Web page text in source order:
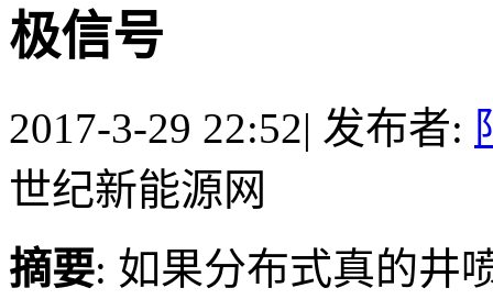
极信号
2017-3-29 22:52| 发布者:
世纪新能源网
摘要: 如果分布式真的井